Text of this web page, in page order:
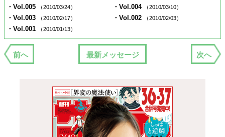
・Vol.005 （2010/03/24） ・Vol.004 （2010/03/10）
・Vol.003 （2010/02/17） ・Vol.002 （2010/02/03）
・Vol.001 （2010/01/13）
前へ 最新メッセージ 次へ